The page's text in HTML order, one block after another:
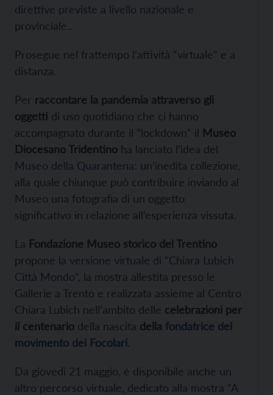
direttive previste a livello nazionale e
provinciale..
Prosegue nel frattempo l’attività “virtuale” e a
distanza.
Per raccontare la pandemia attraverso gli
oggetti di uso quotidiano che ci hanno
accompagnato durante il “lockdown” il Museo
Diocesano Tridentino ha lanciato l’idea del
Museo della Quarantena: un’inedita collezione,
alla quale chiunque può contribuire inviando al
Museo una fotografia di un oggetto
significativo in relazione all’esperienza vissuta.
La Fondazione Museo storico del Trentino
propone la versione virtuale di “Chiara Lubich
Città Mondo” , la mostra allestita presso le
Gallerie a Trento e realizzata assieme al Centro
Chiara Lubich nell’ambito delle celebrazioni per
il centenario della nascita della fondatrice del
movimento dei Focolari.
Da giovedì 21 maggio, è disponibile anche un
altro percorso virtuale , dedicato alla mostra “A